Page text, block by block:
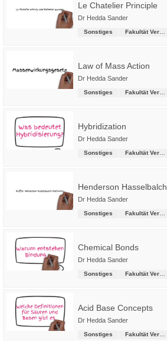
Le Chatelier Principle
Dr Hedda Sander
Sonstiges
Law of Mass Action
Dr Hedda Sander
Sonstiges
Hybridization
Dr Hedda Sander
Sonstiges
Henderson Hasselbalch
Dr Hedda Sander
Sonstiges
Chemical Bonds
Dr Hedda Sander
Sonstiges
Acid Base Concepts
Dr Hedda Sander
Sonstiges